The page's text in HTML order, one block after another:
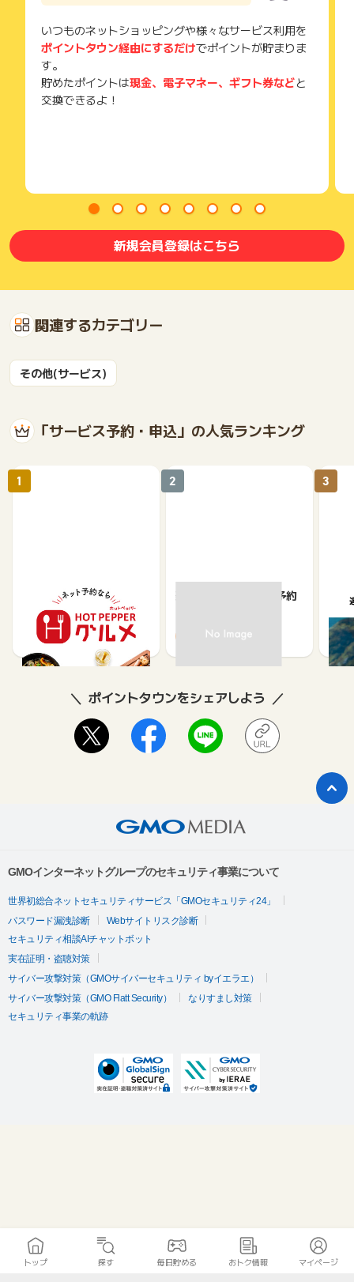
いつものネットショッピングや様々なサービス利用を
ポイントタウン経由にするだけでポイントが貯まりま
す。
貯めたポイントは現金、電子マネー、ギフト券などと
交換できるよ！
新規会員登録はこちら
関連するカテゴリー
その他(サービス)
「サービス予約・申込」の人気ランキング
【ホットペッパーグル
メ】レストラン予約
85
1
楽天ぐるなびネット予約
80
2
遊
ッ
ュー
3
ポイントタウンをシェアしよう
GMOインターネットグループのセキュリティ事業について
世界初総合ネットセキュリティサービス「GMOセキュリティ24」
パスワード漏洩診断
Webサイトリスク診断
セキュリティ相談AIチャットボット
実在証明・盗聴対策
サイバー攻撃対策（GMOサイバーセキュリティ byイエラエ）
サイバー攻撃対策（GMO Flatt Security）
なりすまし対策
セキュリティ事業の軌跡
トップ 探す 毎日貯める おトク情報 マイページ